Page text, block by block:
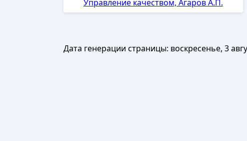
Управление качеством, Агаров А.П.
Дата генерации страницы: воскресенье, 3